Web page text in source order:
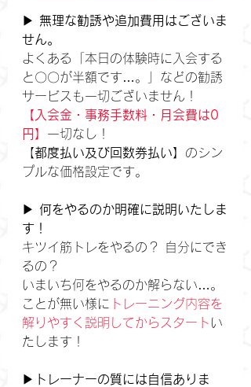
▶ 無理な勧誘や追加費用はございま
せん。
よくある「本日の体験時に入会する
と〇〇が半額です…。」などの勧誘
サービスも一切ございません！
【入会金・事務手数料・月会費は0
円】 一切なし！
【都度払い及び回数券払い】 のシン
プルな価格設定です。
▶ 何をやるのか明確に説明いたしま
す！
キツイ筋トレをやるの？ 自分にでき
るの？
いまいち何をやるのか解らない…。
ことが無い様に トレーニング内容を
解りやすく説明してからスタート い
たします！
▶ トレーナーの質には自信ありま